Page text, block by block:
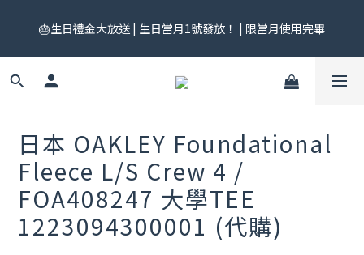
領券中心領，碼碼不同快去領！
🎂生日禮金大放送 | 生日當月1號發放！ | 限當月使用完畢
🎟️ 免運券來了！每月 25 號準時開搶｜$299／$999 各一張｜官網
日本 OAKLEY Foundational
Fleece L/S Crew 4 /
FOA408247 大學TEE
1223094300001 (代購)